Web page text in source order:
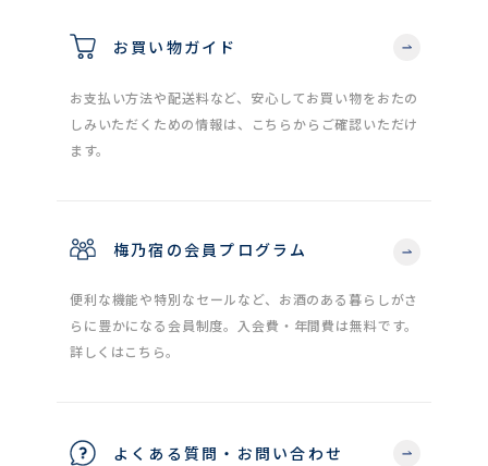
お買い物ガイド
お支払い方法や配送料など、安心してお買い物をおたの
しみいただくための情報は、こちらからご確認いただけ
ます。
梅乃宿の会員プログラム
便利な機能や特別なセールなど、お酒のある暮らしがさ
らに豊かになる会員制度。入会費・年間費は無料です。
詳しくはこちら。
よくある質問・お問い合わせ